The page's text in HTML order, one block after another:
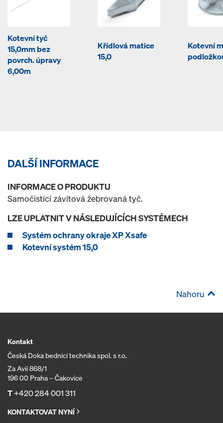
Kotevní tyč
15,0mm bez
povrch. úpravy
6,00m
Křídlová matice
15,0
Kotevní
DALŠÍ INFORMACE
INFORMACE O PRODUKTU
Samočistící závitová žebrovaná tyč.
LZE UPLATNIT V NÁSLEDUJÍCÍCH SYSTÉMECH
Systém ochrany okraje XP Xsafe
Kotevní systém 15,0
Nahoru
Kontakt
Česká Doka bednicí technika spol. s r.o.
Za Avií 868/1
196 00 Praha – Čakovice
T+420 284 001 311
KONTAKTOVAT NYNÍ